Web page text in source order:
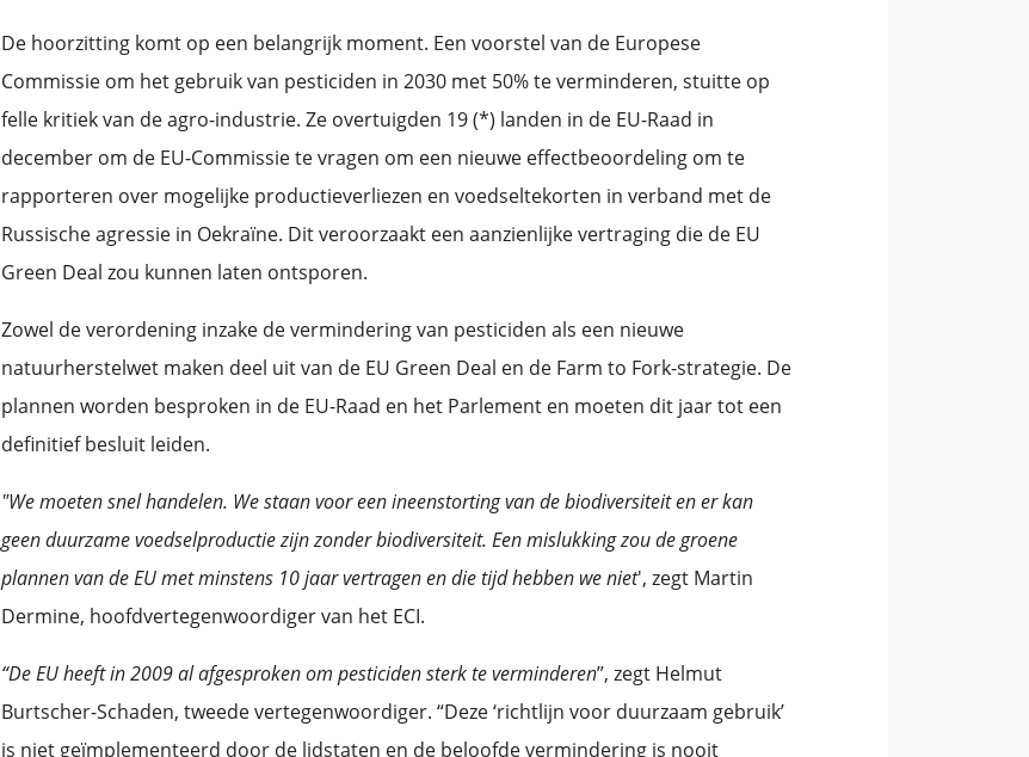
De hoorzitting komt op een belangrijk moment. Een voorstel van de Europese
Commissie om het gebruik van pesticiden in 2030 met 50% te verminderen, stuitte op
felle kritiek van de agro-industrie. Ze overtuigden 19 (*) landen in de EU-Raad in
december om de EU-Commissie te vragen om een nieuwe effectbeoordeling om te
rapporteren over mogelijke productieverliezen en voedseltekorten in verband met de
Russische agressie in Oekraïne. Dit veroorzaakt een aanzienlijke vertraging die de EU
Green Deal zou kunnen laten ontsporen.
Zowel de verordening inzake de vermindering van pesticiden als een nieuwe
natuurherstelwet maken deel uit van de EU Green Deal en de Farm to Fork-strategie. De
plannen worden besproken in de EU-Raad en het Parlement en moeten dit jaar tot een
definitief besluit leiden.
"We moeten snel handelen. We staan voor een ineenstorting van de biodiversiteit en er kan
geen duurzame voedselproductie zijn zonder biodiversiteit. Een mislukking zou de groene
plannen van de EU met minstens 10 jaar vertragen en die tijd hebben we niet', zegt Martin
Dermine, hoofdvertegenwoordiger van het ECI.
“De EU heeft in 2009 al afgesproken om pesticiden sterk te verminderen”, zegt Helmut
Burtscher-Schaden, tweede vertegenwoordiger. “Deze ‘richtlijn voor duurzaam gebruik’
is niet geïmplementeerd door de lidstaten en de beloofde vermindering is nooit